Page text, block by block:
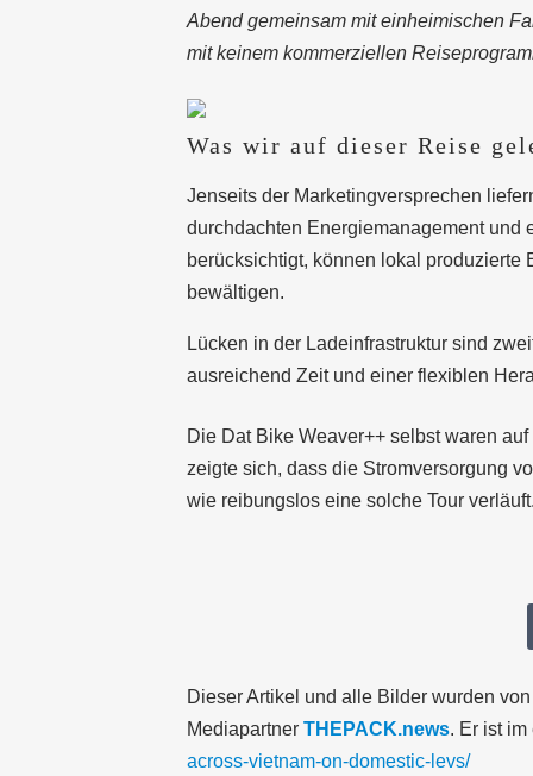
Abend gemeinsam mit einheimischen
mit keinem kommerziellen
Was wir auf dieser Reise
Jenseits der Marketingversprechen
durchdachten Energiemanagement
berücksichtigt, können lokal produzierte
bewältigen.
Lücken in der Ladeinfrastruktur sind
ausreichend Zeit und einer flexiblen
Die Dat Bike Weaver++ selbst waren
zeigte sich, dass die Stromversorgung
wie reibungslos eine solche Tour
Dieser Artikel und alle Bilder wurden
Mediapartner THEPACK.news. Er ist
across-vietnam-on-domestic-levs/